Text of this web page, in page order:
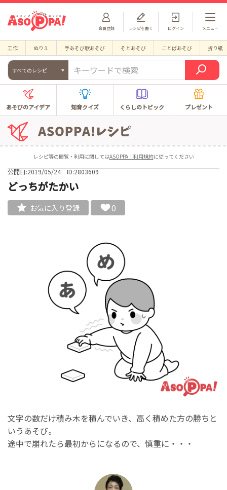
会員登録 ログイン
レシピを書く メニュー
工作 ぬりえ 手あそび歌あそび そとあそび ことばあそび 折り紙
すべてのレシピ
あそびのアイデア 知育クイズ くらしのトピック プレゼント
レシピ等の閲覧・利用に関してはASOPPA！利用規約に従ってください
公開日:2019/05/24 ID:2803609
どっちがたかい
お気に入り登録 0
文字の数だけ積み木を積んでいき、高く積めた方の勝ちと
いうあそび。
途中で崩れたら最初からになるので、慎重に・・・